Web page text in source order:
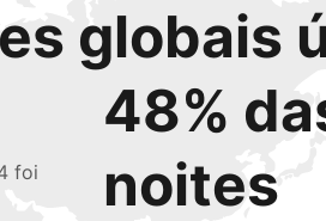
globais
foi
48%
noites